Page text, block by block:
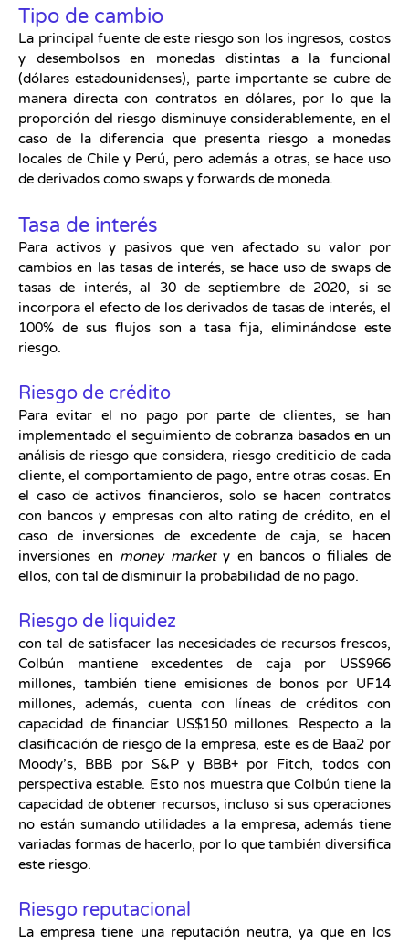
Tipo de cambio
La principal fuente de este riesgo son los ingresos, costos
y desembolsos en monedas distintas a la funcional
(dólares estadounidenses), parte importante se cubre de
manera directa con contratos en dólares, por lo que la
proporción del riesgo disminuye considerablemente, en el
caso de la diferencia que presenta riesgo a monedas
locales de Chile y Perú, pero además a otras, se hace uso
de derivados como swaps y forwards de moneda.
Tasa de interés
Para activos y pasivos que ven afectado su valor por
cambios en las tasas de interés, se hace uso de swaps de
tasas de interés, al 30 de septiembre de 2020, si se
incorpora el efecto de los derivados de tasas de interés, el
100% de sus flujos son a tasa fija, eliminándose este
riesgo.
Riesgo de crédito
Para evitar el no pago por parte de clientes, se han
implementado el seguimiento de cobranza basados en un
análisis de riesgo que considera, riesgo crediticio de cada
cliente, el comportamiento de pago, entre otras cosas. En
el caso de activos financieros, solo se hacen contratos
con bancos y empresas con alto rating de crédito, en el
caso de inversiones de excedente de caja, se hacen
inversiones en money markety en bancos o filiales de
ellos, con tal de disminuir la probabilidad de no pago.
Riesgo de liquidez
con tal de satisfacer las necesidades de recursos frescos,
Colbún mantiene excedentes de caja por US$966
millones, también tiene emisiones de bonos por UF14
millones, además, cuenta con líneas de créditos con
capacidad de financiar US$150 millones. Respecto a la
clasificación de riesgo de la empresa, este es de Baa2 por
Moody’s, BBB por S&P y BBB+ por Fitch, todos con
perspectiva estable. Esto nos muestra que Colbún tiene la
capacidad de obtener recursos, incluso si sus operaciones
no están sumando utilidades a la empresa, además tiene
variadas formas de hacerlo, por lo que también diversifica
este riesgo.
Riesgo reputacional
La empresa tiene una reputación neutra, ya que en los